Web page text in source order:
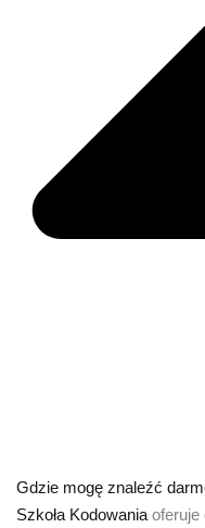
Gdzie mogę znaleźć
Szkoła Kodowania